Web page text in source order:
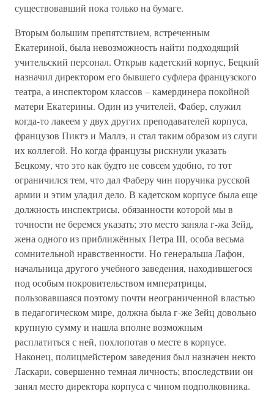
существовавший пока только на бумаге.
Вторым большим препятствием, встреченным
Екатериной, была невозможность найти подходящий
учительский персонал. Открыв кадетский корпус, Бецкий
назначил директором его бывшего суфлера французского
театра, а инспектором классов – камердинера покойной
матери Екатерины. Один из учителей, Фабер, служил
когда-то лакеем у двух других преподавателей корпуса,
французов Пиктэ и Маллэ, и стал таким образом из слуги
их коллегой. Но когда французы рискнули указать
Бецкому, что это как будто не совсем удобно, то тот
ограничился тем, что дал Фаберу чин поручика русской
армии и этим уладил дело. В кадетском корпусе была еще
должность инспектрисы, обязанности которой мы в
точности не беремся указать; это место заняла г-жа Зейд,
жена одного из приближённых Петра III, особа весьма
сомнительной нравственности. Но генеральша Лафон,
начальница другого учебного заведения, находившегося
под особым покровительством императрицы,
пользовавшаяся поэтому почти неограниченной властью
в педагогическом мире, должна была г-же Зейц довольно
крупную сумму и нашла вполне возможным
расплатиться с ней, похлопотав о месте в корпусе.
Наконец, полицмейстером заведения был назначен некто
Ласкари, совершенно темная личность; впоследствии он
занял место директора корпуса с чином подполковника.